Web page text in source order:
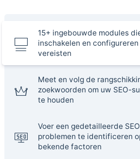
15+ ingebouwde modules
inschakelen en
vereisten
Meet en volg de
zoekwoorden om uw SEO-
te houden
Voer een gedetailleerde
problemen te identificeren
bekende factoren